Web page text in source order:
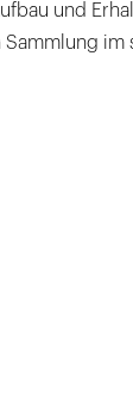
und
im